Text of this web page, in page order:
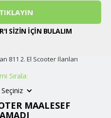
SİZİN İÇİN BULALIM
811 2. El Scooter İlanları
Sırala:
MAALESEF